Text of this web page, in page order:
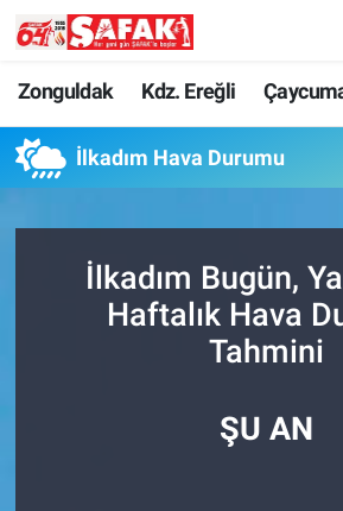
Zonguldak Kdz. Ereğli
İlkadım Hava Durumu
İlkadım Bugün,
Haftalık Hava
Tahmini
ŞU AN
Zonguldak
Kdz. Ereğli
Devrek
Kilimli
Zonguldak Nöbetçi Eczaneler
Zonguldak Hava Durumu
Zonguldak Trafik Yoğunluk
Süper Lig Puan Durumu ve
Son Dakika Haberleri